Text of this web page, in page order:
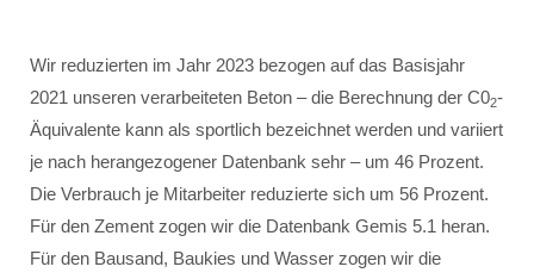
Wir reduzierten im Jahr 2023 bezogen auf das Basisjahr
2021 unseren verarbeiteten Beton – die Berechnung der C02-
Äquivalente kann als sportlich bezeichnet werden und variiert
je nach herangezogener Datenbank sehr – um 46 Prozent.
Die Verbrauch je Mitarbeiter reduzierte sich um 56 Prozent.
Für den Zement zogen wir die Datenbank Gemis 5.1 heran.
Für den Bausand, Baukies und Wasser zogen wir die